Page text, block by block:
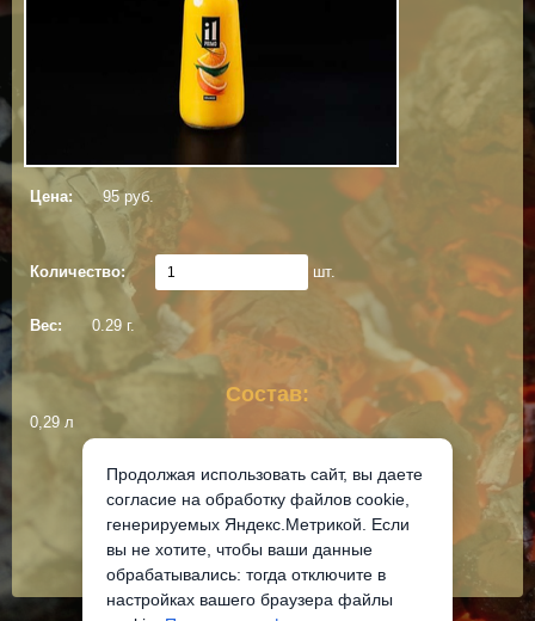
Цена: 95 руб.
Количество: шт.
Вес: 0.29 г.
Состав:
0,29 л
Добавить в корзину
Продолжая использовать сайт, вы даете
согласие на обработку файлов cookie,
генерируемых Яндекс.Метрикой. Если
вы не хотите, чтобы ваши данные
обрабатывались: тогда отключите в
настройках вашего браузера файлы